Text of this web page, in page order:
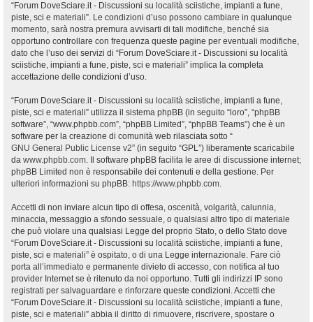
“Forum DoveSciare.it - Discussioni su località sciistiche, impianti a fune,
piste, sci e materiali”. Le condizioni d’uso possono cambiare in qualunque
momento, sarà nostra premura avvisarti di tali modifiche, benché sia
opportuno controllare con frequenza queste pagine per eventuali modifiche,
dato che l’uso dei servizi di “Forum DoveSciare.it - Discussioni su località
sciistiche, impianti a fune, piste, sci e materiali” implica la completa
accettazione delle condizioni d’uso.
“Forum DoveSciare.it - Discussioni su località sciistiche, impianti a fune,
piste, sci e materiali” utilizza il sistema phpBB (in seguito “loro”, “phpBB
software”, “www.phpbb.com”, “phpBB Limited”, “phpBB Teams”) che è un
software per la creazione di comunità web rilasciata sotto “
GNU General Public License v2” (in seguito “GPL”) liberamente scaricabile
da www.phpbb.com. Il software phpBB facilita le aree di discussione internet;
phpBB Limited non è responsabile dei contenuti e della gestione. Per
ulteriori informazioni su phpBB: https://www.phpbb.com.
Accetti di non inviare alcun tipo di offesa, oscenità, volgarità, calunnia,
minaccia, messaggio a sfondo sessuale, o qualsiasi altro tipo di materiale
che può violare una qualsiasi Legge del proprio Stato, o dello Stato dove
“Forum DoveSciare.it - Discussioni su località sciistiche, impianti a fune,
piste, sci e materiali” è ospitato, o di una Legge internazionale. Fare ciò
porta all’immediato e permanente divieto di accesso, con notifica al tuo
provider Internet se è ritenuto da noi opportuno. Tutti gli indirizzi IP sono
registrati per salvaguardare e rinforzare queste condizioni. Accetti che
“Forum DoveSciare.it - Discussioni su località sciistiche, impianti a fune,
piste, sci e materiali” abbia il diritto di rimuovere, riscrivere, spostare o